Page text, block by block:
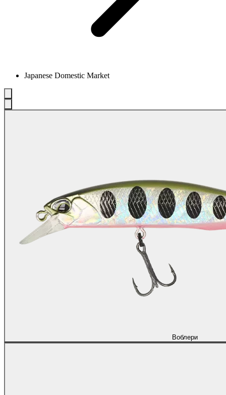
Japanese Domestic Market
Воблери